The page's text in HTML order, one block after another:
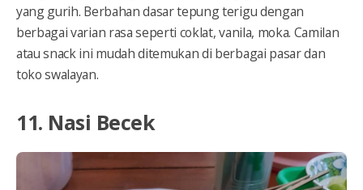
yang gurih. Berbahan dasar tepung terigu dengan
berbagai varian rasa seperti coklat, vanila, moka. Camilan
atau snack ini mudah ditemukan di berbagai pasar dan
toko swalayan.
11. Nasi Becek